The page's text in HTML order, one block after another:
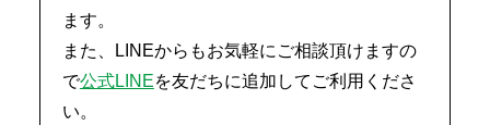
ます。
また、LINEからもお気軽にご相談頂けますの
で公式LINEを友だちに追加してご利用くださ
い。